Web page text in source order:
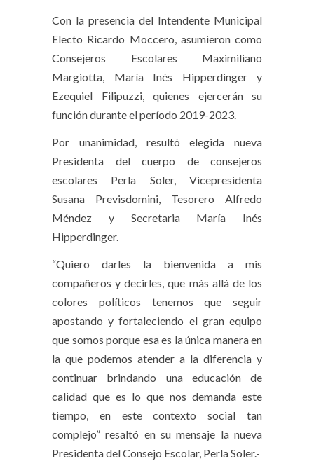
Con la presencia del Intendente Municipal
Electo Ricardo Moccero, asumieron como
Consejeros Escolares Maximiliano
Margiotta, María Inés Hipperdinger y
Ezequiel Filipuzzi, quienes ejercerán su
función durante el período 2019-2023.
Por unanimidad, resultó elegida nueva
Presidenta del cuerpo de consejeros
escolares Perla Soler, Vicepresidenta
Susana Previsdomini, Tesorero Alfredo
Méndez y Secretaria María Inés
Hipperdinger.
“Quiero darles la bienvenida a mis
compañeros y decirles, que más allá de los
colores políticos tenemos que seguir
apostando y fortaleciendo el gran equipo
que somos porque esa es la única manera en
la que podemos atender a la diferencia y
continuar brindando una educación de
calidad que es lo que nos demanda este
tiempo, en este contexto social tan
complejo” resaltó en su mensaje la nueva
Presidenta del Consejo Escolar, Perla Soler.-